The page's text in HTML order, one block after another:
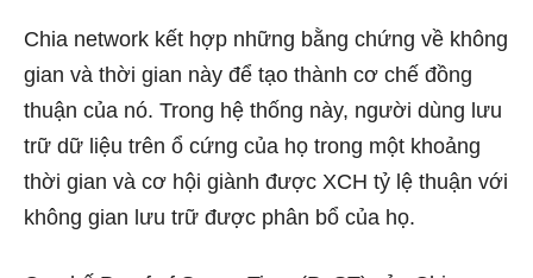
Chia network kết hợp những bằng chứng về không
gian và thời gian này để tạo thành cơ chế đồng
thuận của nó. Trong hệ thống này, người dùng lưu
trữ dữ liệu trên ổ cứng của họ trong một khoảng
thời gian và cơ hội giành được XCH tỷ lệ thuận với
không gian lưu trữ được phân bổ của họ.